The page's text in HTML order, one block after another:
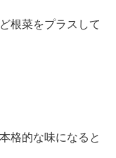
根菜をプラスして
格的な味になると